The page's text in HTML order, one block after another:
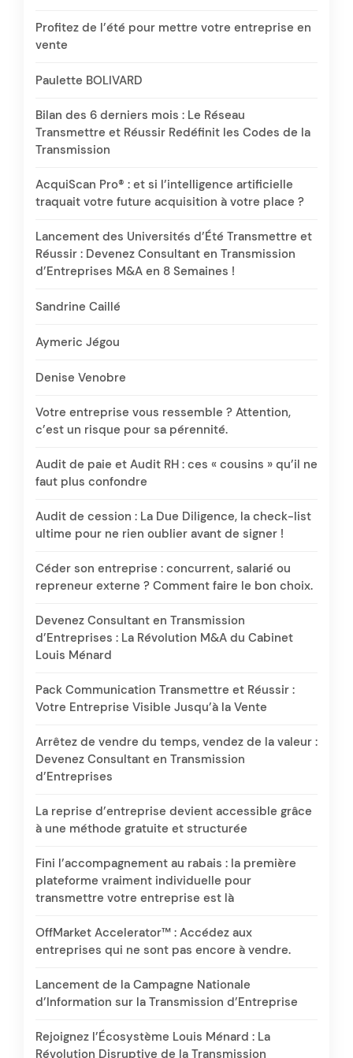
Profitez de l’été pour mettre votre entreprise en
vente
Paulette BOLIVARD
Bilan des 6 derniers mois : Le Réseau
Transmettre et Réussir Redéfinit les Codes de la
Transmission
AcquiScan Pro® : et si l’intelligence artificielle
traquait votre future acquisition à votre place ?
Lancement des Universités d’Été Transmettre et
Réussir : Devenez Consultant en Transmission
d’Entreprises M&A en 8 Semaines !
Sandrine Caillé
Aymeric Jégou
Denise Venobre
Votre entreprise vous ressemble ? Attention,
c’est un risque pour sa pérennité.
Audit de paie et Audit RH : ces « cousins » qu’il ne
faut plus confondre
Audit de cession : La Due Diligence, la check-list
ultime pour ne rien oublier avant de signer !
Céder son entreprise : concurrent, salarié ou
repreneur externe ? Comment faire le bon choix.
Devenez Consultant en Transmission
d’Entreprises : La Révolution M&A du Cabinet
Louis Ménard
Pack Communication Transmettre et Réussir :
Votre Entreprise Visible Jusqu’à la Vente
Arrêtez de vendre du temps, vendez de la valeur :
Devenez Consultant en Transmission
d’Entreprises
La reprise d’entreprise devient accessible grâce
à une méthode gratuite et structurée
Fini l’accompagnement au rabais : la première
plateforme vraiment individuelle pour
transmettre votre entreprise est là
OffMarket Accelerator™ : Accédez aux
entreprises qui ne sont pas encore à vendre.
Lancement de la Campagne Nationale
d’Information sur la Transmission d’Entreprise
Rejoignez l’Écosystème Louis Ménard : La
Révolution Disruptive de la Transmission